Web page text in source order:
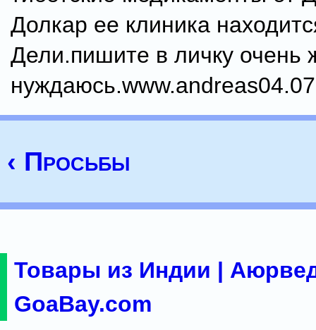
Долкар ее клиника
Дели.пишите в личку очень
‹ Просьбы
Товары из Индии |
GoaBay.com